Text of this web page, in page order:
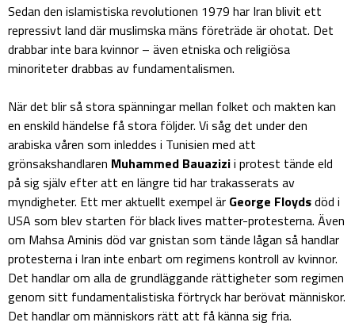
Sedan den islamistiska revolutionen 1979 har Iran blivit ett
repressivt land där muslimska mäns företräde är ohotat. Det
drabbar inte bara kvinnor – även etniska och religiösa
minoriteter drabbas av fundamentalismen.
När det blir så stora spänningar mellan folket och makten kan
en enskild händelse få stora följder. Vi såg det under den
arabiska våren som inleddes i Tunisien med att
grönsakshandlaren Muhammed Bauazizii protest tände eld
på sig själv efter att en längre tid har trakasserats av
myndigheter. Ett mer aktuellt exempel är George Floydsdöd i
USA som blev starten för black lives matter-protesterna. Även
om Mahsa Aminis död var gnistan som tände lågan så handlar
protesterna i Iran inte enbart om regimens kontroll av kvinnor.
Det handlar om alla de grundläggande rättigheter som regimen
genom sitt fundamentalistiska förtryck har berövat människor.
Det handlar om människors rätt att få känna sig fria.